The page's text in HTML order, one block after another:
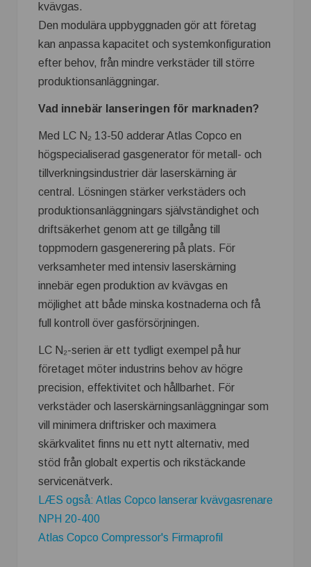
kvävgas.
Den modulära uppbyggnaden gör att företag
kan anpassa kapacitet och systemkonfiguration
efter behov, från mindre verkstäder till större
produktionsanläggningar.
Vad innebär lanseringen för marknaden?
Med LC N₂ 13-50 adderar Atlas Copco en
högspecialiserad gasgenerator för metall- och
tillverkningsindustrier där laserskärning är
central. Lösningen stärker verkstäders och
produktionsanläggningars självständighet och
driftsäkerhet genom att ge tillgång till
toppmodern gasgenerering på plats. För
verksamheter med intensiv laserskärning
innebär egen produktion av kvävgas en
möjlighet att både minska kostnaderna och få
full kontroll över gasförsörjningen.
LC N₂-serien är ett tydligt exempel på hur
företaget möter industrins behov av högre
precision, effektivitet och hållbarhet. För
verkstäder och laserskärningsanläggningar som
vill minimera driftrisker och maximera
skärkvalitet finns nu ett nytt alternativ, med
stöd från globalt expertis och rikstäckande
servicenätverk.
LÆS også: Atlas Copco lanserar kvävgasrenare
NPH 20-400
Atlas Copco Compressor's Firmaprofil